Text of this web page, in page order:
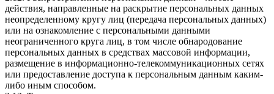
действия, направленные на раскрытие персональных данных
неопределенному кругу лиц (передача персональных данных)
или на ознакомление с персональными данными
неограниченного круга лиц, в том числе обнародование
персональных данных в средствах массовой информации,
размещение в информационно-телекоммуникационных сетях
или предоставление доступа к персональным данным каким-
либо иным способом.